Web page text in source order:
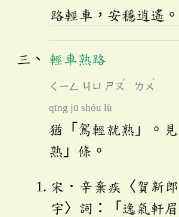
路輕車，安穩逍遙。
輕車熟路
ㄑㄧㄥ ㄐㄩ ㄕㄡ
ˊ
ㄌㄨ
ˋ
qīng jū shóu lù
猶「駕輕就熟」。
熟」條。
宋．辛棄疾〈賀新
宇〉詞：「逸氣軒